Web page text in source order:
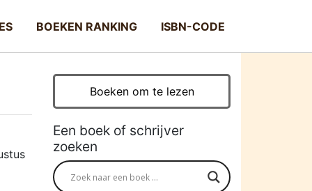
BOEKEN RANKING ISBN-CODE
Boeken om te lezen
Een boek of schrijver
zoeken